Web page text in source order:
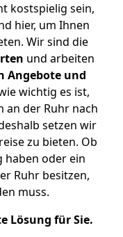
kostspielig sein,
hier, um Ihnen
Wir sind die
und arbeiten
Angebote und
wichtig es ist,
an der Ruhr nach
setzen wir
zu bieten. Ob
haben oder ein
Ruhr besitzen,
muss.
Lösung für Sie.